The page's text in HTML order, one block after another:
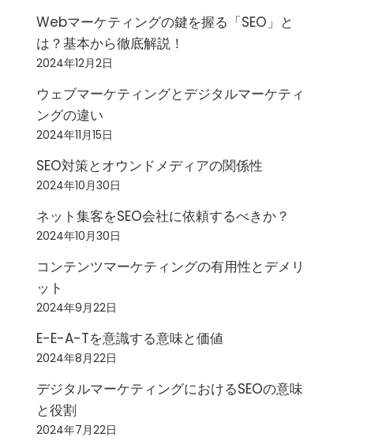
Webマーケティングの鍵を握る「SEO」と
は？基本から徹底解説！
2024年12月2日
ウェブマーケティングとデジタルマーケティ
ングの違い
2024年11月15日
SEO対策とオウンドメディアの関係性
2024年10月30日
ネット集客をSEO会社に依頼するべきか？
2024年10月30日
コンテンツマーケティングの有用性とデメリ
ット
2024年9月22日
E-E-A-Tを意識する意味と価値
2024年8月22日
デジタルマーケティングにおけるSEOの意味
と役割
2024年7月22日